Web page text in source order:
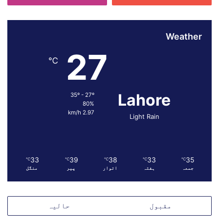
ت
ش
Weather
Lahore
Light Rain
27
℃
80%
2.97 km/h
35
℃
جمعہ
33
℃
ہفتہ
38
℃
اتوار
39
℃
پیر
33
℃
منگل
مقبول حالیہ